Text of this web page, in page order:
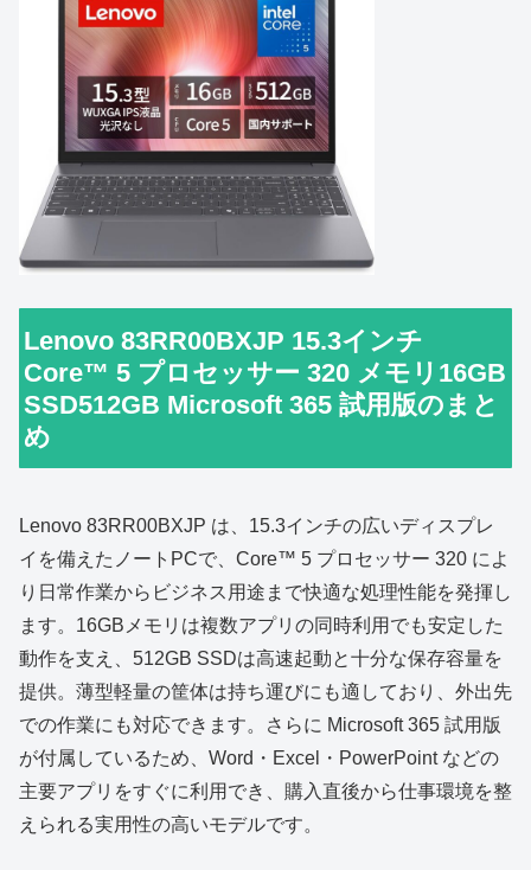
Lenovo 83RR00BXJP 15.3インチ
Core™ 5 プロセッサー 320 メモリ16GB
SSD512GB Microsoft 365 試用版のまと
め
Lenovo 83RR00BXJP は、15.3インチの広いディスプレ
イを備えたノートPCで、Core™ 5 プロセッサー 320 によ
り日常作業からビジネス用途まで快適な処理性能を発揮し
ます。16GBメモリは複数アプリの同時利用でも安定した
動作を支え、512GB SSDは高速起動と十分な保存容量を
提供。薄型軽量の筐体は持ち運びにも適しており、外出先
での作業にも対応できます。さらに Microsoft 365 試用版
が付属しているため、Word・Excel・PowerPoint などの
主要アプリをすぐに利用でき、購入直後から仕事環境を整
えられる実用性の高いモデルです。